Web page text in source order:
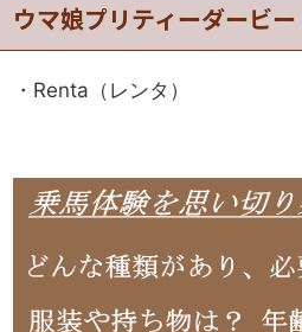
ウマ娘プリティーダービ
・Renta（レンタ）